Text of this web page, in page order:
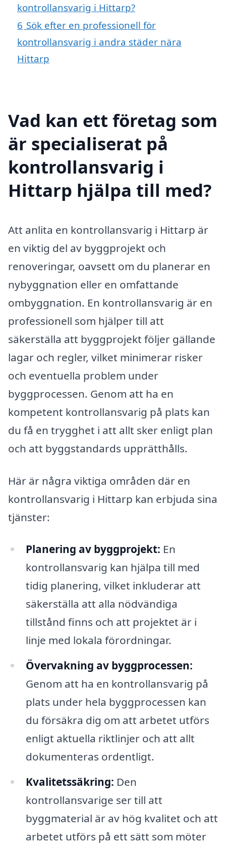
kontrollansvarig i Hittarp?
6 Sök efter en professionell för
kontrollansvarig i andra städer nära
Hittarp
Vad kan ett företag som
är specialiserat på
kontrollansvarig i
Hittarp hjälpa till med?
Att anlita en kontrollansvarig i Hittarp är
en viktig del av byggprojekt och
renoveringar, oavsett om du planerar en
nybyggnation eller en omfattande
ombyggnation. En kontrollansvarig är en
professionell som hjälper till att
säkerställa att byggprojekt följer gällande
lagar och regler, vilket minimerar risker
och eventuella problem under
byggprocessen. Genom att ha en
kompetent kontrollansvarig på plats kan
du få en trygghet i att allt sker enligt plan
och att byggstandards upprätthålls.
Här är några viktiga områden där en
kontrollansvarig i Hittarp kan erbjuda sina
tjänster:
Planering av byggprojekt: En
kontrollansvarig kan hjälpa till med
tidig planering, vilket inkluderar att
säkerställa att alla nödvändiga
tillstånd finns och att projektet är i
linje med lokala förordningar.
Övervakning av byggprocessen:
Genom att ha en kontrollansvarig på
plats under hela byggprocessen kan
du försäkra dig om att arbetet utförs
enligt aktuella riktlinjer och att allt
dokumenteras ordentligt.
Kvalitetssäkring: Den
kontrollansvarige ser till att
byggmaterial är av hög kvalitet och att
arbetet utförs på ett sätt som möter